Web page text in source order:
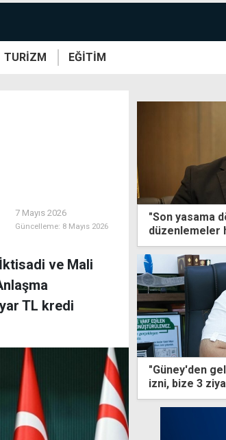
TURİZM EĞİTİM
7 Mayıs 2026
Güncelleme: 8 Mayıs 2026
ve Mali
TL kredi
"Son yasama
düzenlemeler
"Güney'den
izni, bize 3